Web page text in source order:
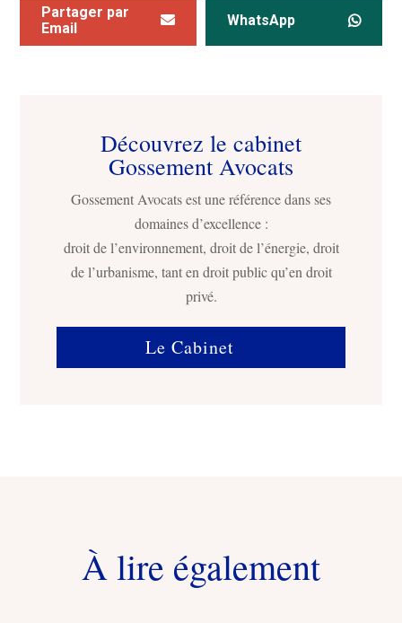
Partager par
Email
WhatsApp
Découvrez le cabinet
Gossement Avocats
Gossement Avocats est une référence dans ses
domaines d’excellence :
droit de l’environnement, droit de l’énergie, droit
de l’urbanisme, tant en droit public qu’en droit
privé.
Le Cabinet
À lire également